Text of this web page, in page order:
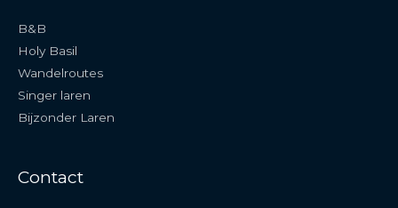
B&B
Holy Basil
Wandelroutes
Singer laren
Bijzonder Laren
Contact